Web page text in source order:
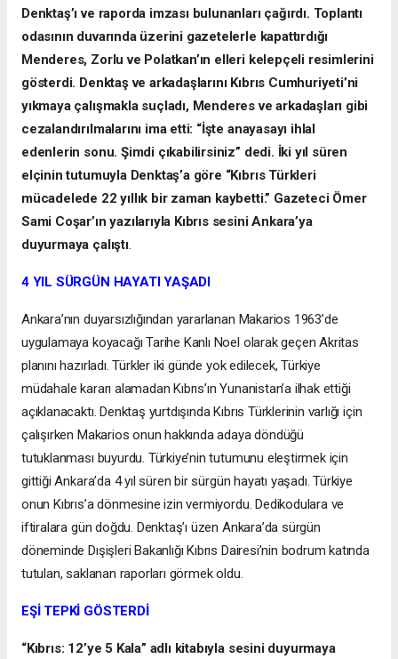
Denktaş’ı ve raporda imzası bulunanları çağırdı. Toplantı
odasının duvarında üzerini gazetelerle kapattırdığı
Menderes, Zorlu ve Polatkan’ın elleri kelepçeli resimlerini
gösterdi. Denktaş ve arkadaşlarını Kıbrıs Cumhuriyeti’ni
yıkmaya çalışmakla suçladı, Menderes ve arkadaşları gibi
cezalandırılmalarını ima etti: “İşte anayasayı ihlal
edenlerin sonu. Şimdi çıkabilirsiniz” dedi. İki yıl süren
elçinin tutumuyla Denktaş’a göre “Kıbrıs Türkleri
mücadelede 22 yıllık bir zaman kaybetti.” Gazeteci Ömer
Sami Coşar’ın yazılarıyla Kıbrıs sesini Ankara’ya
duyurmaya çalıştı.
4 YIL SÜRGÜN HAYATI YAŞADI
Ankara’nın duyarsızlığından yararlanan Makarios 1963’de
uygulamaya koyacağı Tarihe Kanlı Noel olarak geçen Akritas
planını hazırladı. Türkler iki günde yok edilecek, Türkiye
müdahale kararı alamadan Kıbrıs’ın Yunanistan’a ilhak ettiği
açıklanacaktı. Denktaş yurtdışında Kıbrıs Türklerinin varlığı için
çalışırken Makarios onun hakkında adaya döndüğü
tutuklanması buyurdu. Türkiye’nin tutumunu eleştirmek için
gittiği Ankara’da 4 yıl süren bir sürgün hayatı yaşadı. Türkiye
onun Kıbrıs’a dönmesine izin vermiyordu. Dedikodulara ve
iftiralara gün doğdu. Denktaş’ı üzen Ankara’da sürgün
döneminde Dışişleri Bakanlığı Kıbrıs Dairesi’nin bodrum katında
tutulan, saklanan raporları görmek oldu.
EŞİ TEPKİ GÖSTERDİ
“Kıbrıs: 12’ye 5 Kala” adlı kitabıyla sesini duyurmaya